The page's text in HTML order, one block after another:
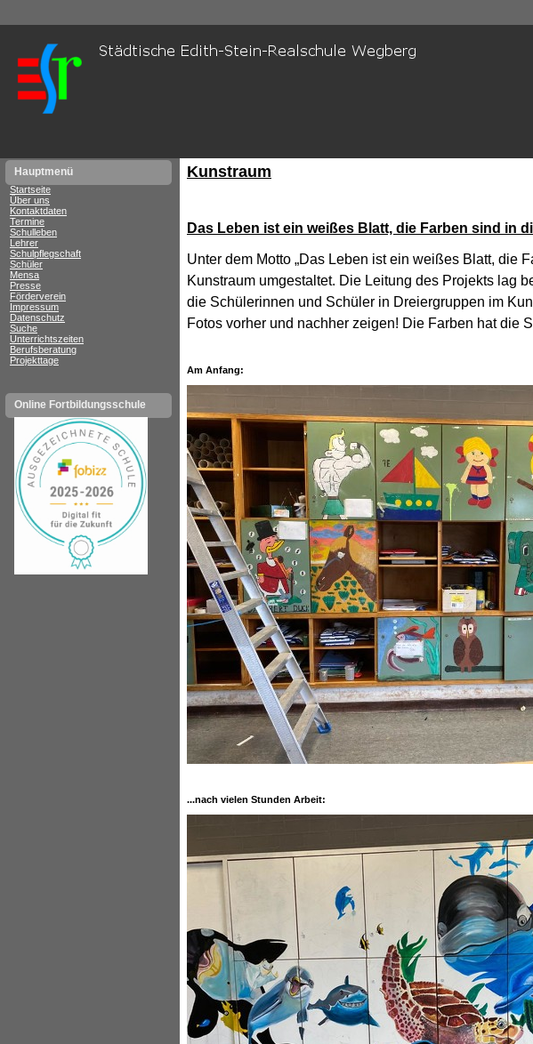
Hauptmenü
Startseite
Über uns
Kontaktdaten
Termine
Schulleben
Lehrer
Schulpflegschaft
Schüler
Mensa
Presse
Förderverein
Impressum
Datenschutz
Suche
Unterrichtszeiten
Berufsberatung
Projekttage
Online Fortbildungsschule
Kunstraum
Das Leben ist ein weißes Blatt, die Farben sind in
Unter dem Motto „Das Leben ist ein weißes Blatt, die
Kunstraum umgestaltet. Die Leitung des Projekts lag
die Schülerinnen und Schüler in Dreiergruppen im
Fotos vorher und nachher zeigen! Die Farben hat die
Am Anfang:
...nach vielen Stunden Arbeit: